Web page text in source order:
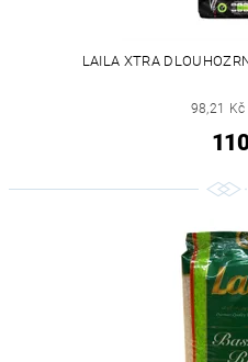
LAILA XTRA
98,21 Kč